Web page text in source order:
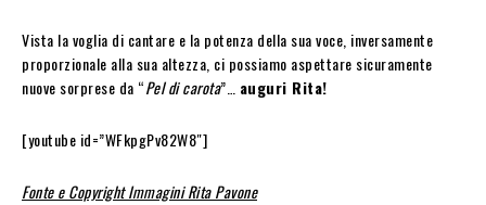
Vista la voglia di cantare e la potenza della sua voce, inversamente
proporzionale alla sua altezza, ci possiamo aspettare sicuramente
nuove sorprese da “Pel di carota”… auguri Rita!
[youtube id=”WFkpgPv82W8″]
Fonte e Copyright Immagini Rita Pavone